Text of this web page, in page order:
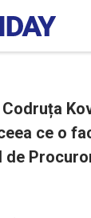
Codruța
ce o
de